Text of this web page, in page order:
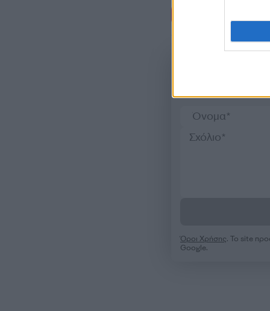
Όροι Χρήσης. Το site
Google.